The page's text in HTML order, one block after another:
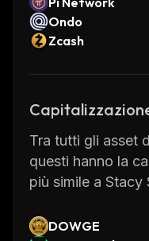
Ondo
Zcash
Tra tutti gli asset
questi hanno la
più simile a Stacy
DOWGE